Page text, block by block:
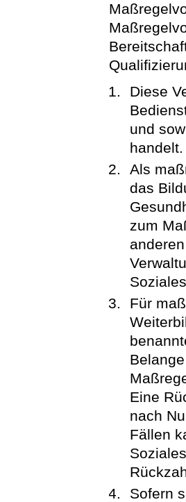
Diese
und
handelt.
Als
das
zum
Für
Eine
nach
Fällen
Sofern